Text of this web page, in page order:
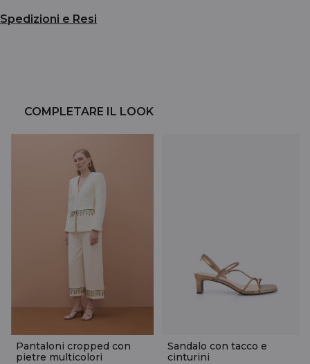
Spedizioni e Resi
COMPLETARE IL LOOK
Pantaloni cropped con
pietre multicolori
Sandalo con tacco e
cinturini